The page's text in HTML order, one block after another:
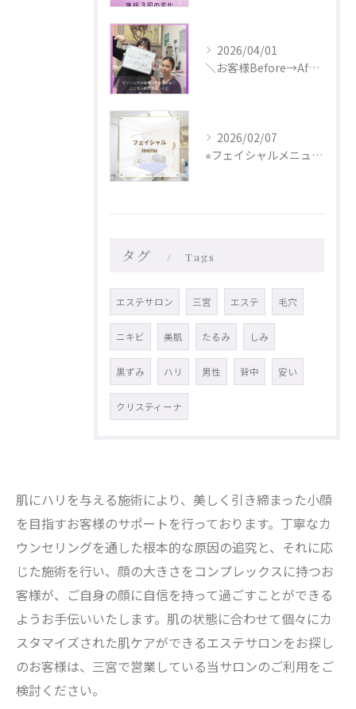
2026/04/01
＼お客様Before→After✨／
2026/02/07
⭐︎フェイシャルメニュー更新しました⭐︎
タグ Tags
エステサロン 三宮 エステ 毛穴
ニキビ 美肌 たるみ しみ
黒ずみ ハリ 男性 背中 安い
クリスティーナ
肌にハリを与える施術により、美しく引き締まった小顔
を目指すお客様のサポートを行っております。丁寧なカ
ウンセリングを通した根本的な原因の追究と、それに応
じた施術を行い、顔の大きさをコンプレックスに持つお
客様が、ご自身の顔に自信を持って過ごすことができる
ようお手伝いいたします。肌の状態に合わせて個々にカ
スタマイズされた肌ケアができるエステサロンをお探し
のお客様は、三宮で営業している当サロンのご利用をご
検討ください。